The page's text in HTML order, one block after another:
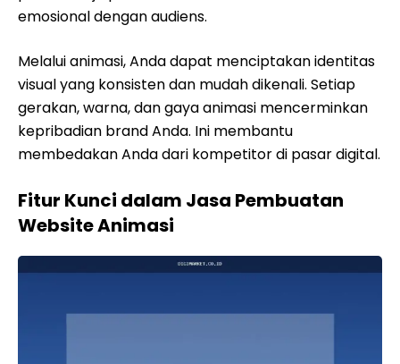
emosional dengan audiens.
Melalui animasi, Anda dapat menciptakan identitas
visual yang konsisten dan mudah dikenali. Setiap
gerakan, warna, dan gaya animasi mencerminkan
kepribadian brand Anda. Ini membantu
membedakan Anda dari kompetitor di pasar digital.
Fitur Kunci dalam Jasa Pembuatan
Website Animasi